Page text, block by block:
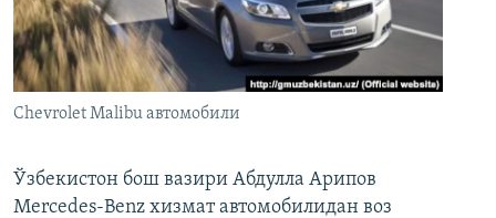
Chevrolet Malibu автомобили
Ўзбекистон бош вазири Абдулла Арипов
Mercedes-Benz хизмат автомобилидан воз